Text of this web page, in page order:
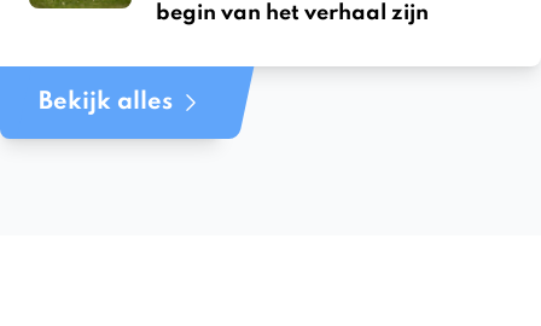
begin van het verhaal zijn
Bekijk alles